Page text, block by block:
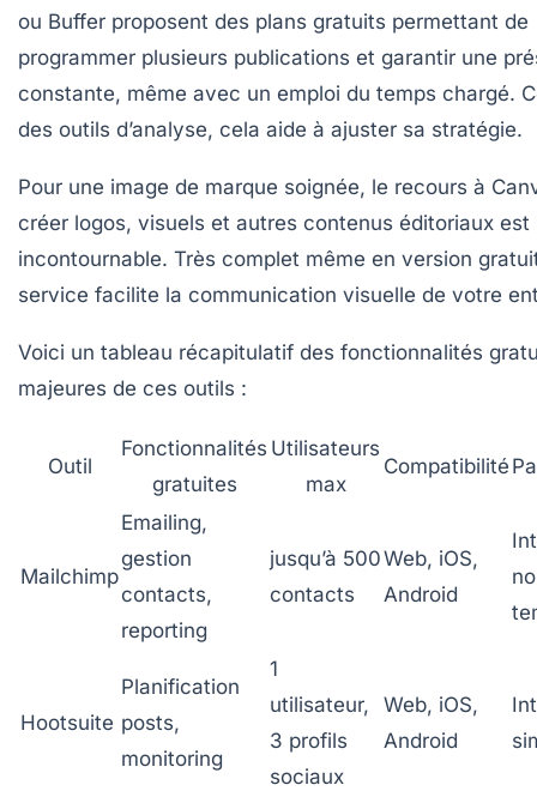
ou Buffer proposent des plans gratuits permettant de
programmer plusieurs publications et garantir une
constante, même avec un emploi du temps chargé.
des outils d’analyse, cela aide à ajuster sa stratégie.
Pour une image de marque soignée, le recours à
créer logos, visuels et autres contenus éditoriaux est
incontournable. Très complet même en version
service facilite la communication visuelle de votre
Voici un tableau récapitulatif des fonctionnalités
majeures de ces outils :
Outil
Fonctionnalités
gratuites
Utilisateurs
max
Compatibilité
Mailchimp
Emailing,
gestion
contacts,
reporting
jusqu’à 500
contacts
Web, iOS,
Android
Hootsuite
Planification
posts,
monitoring
1
utilisateur,
3 profils
sociaux
Web, iOS,
Android